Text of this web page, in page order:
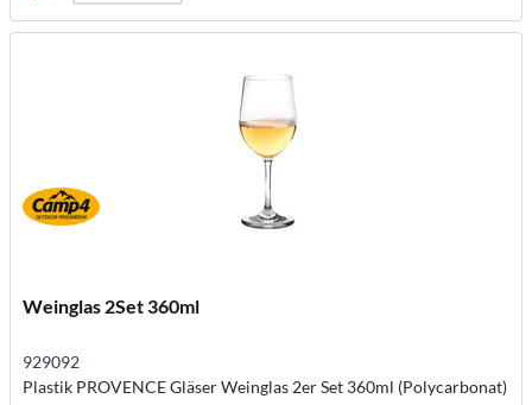
Weinglas 2Set 360ml
929092
Plastik PROVENCE Gläser Weinglas 2er Set 360ml (Polycarbonat)